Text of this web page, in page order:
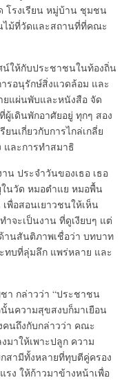
โรงเรียน หมู่บ้าน ชุมชน
ไม้ที่วัดและสถานที่ที่คณะ
น์ให้กับประชาชนในท้องถิ่น
รอนุรักษ์สิ่งแวดล้อม และ
ยแผ่นพับและหนังสือ จัด
เดินพักอาศัยอยู่ ทุกๆ สอง
นเกี่ยวกับการไกล่เกลี่ย
และการทำสมาธิ
น ประจำวันของเธอ เธอ
นวัด หมอตำแย หมอพื้น
พื่อสอนเยาวชนให้เห็น
จะเป็นงาน ที่ดูเงียบๆ แต่
านสันติภาพเชื่อว่า บทบาท
ทบที่ลุ่มลึก แพร่หลาย และ
า กล่าวว่า “ประชาชน
นความสุขสงบก็มาเยือน
คนถึงกับกล่าวว่า คณะ
มาให้เพาะปลูก ความ
สามีทั้งหลายที่ทุบตีคู่ครอง
รง ให้ก้าวมาข้างหน้าเพื่อ